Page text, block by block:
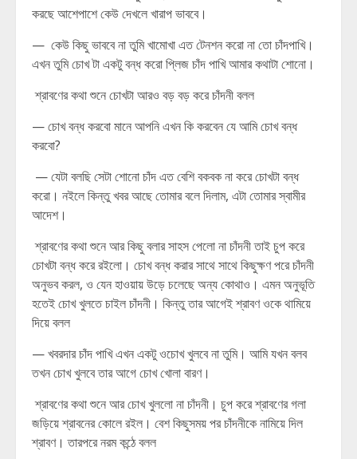
করছে আশেপাশে কেউ দেখলে খারাপ ভাববে।
— কেউ কিছু ভাববে না তুমি খামোখা এত টেনশন করো না তো চাঁদপাখি।
এখন তুমি চোখ টা একটু বন্ধ করো প্লিজ চাঁদ পাখি আমার কথাটা শোনো।
শ্রাবণের কথা শুনে চোখটা আরও বড় বড় করে চাঁদনী বলল
— চোখ বন্ধ করবো মানে আপনি এখন কি করবেন যে আমি চোখ বন্ধ
করবো?
— যেটা বলছি সেটা শোনো চাঁদ এত বেশি বকবক না করে চোখটা বন্ধ
করো। নইলে কিন্তু খবর আছে তোমার বলে দিলাম, এটা তোমার স্বামীর
আদেশ।
শ্রাবণের কথা শুনে আর কিছু বলার সাহস পেলো না চাঁদনী তাই চুপ করে
চোখটা বন্ধ করে রইলো। চোখ বন্ধ করার সাথে সাথে কিছুক্ষণ পরে চাঁদনী
অনুভব করল, ও যেন হাওয়ায় উড়ে চলেছে অন্য কোথাও। এমন অনুভূতি
হতেই চোখ খুলতে চাইল চাঁদনী। কিন্তু তার আগেই শ্রাবণ ওকে থামিয়ে
দিয়ে বলল
— খবরদার চাঁদ পাখি এখন একটু ওচোখ খুলবে না তুমি। আমি যখন বলব
তখন চোখ খুলবে তার আগে চোখ খোলা বারণ।
শ্রাবণের কথা শুনে আর চোখ খুললো না চাঁদনী। চুপ করে শ্রাবণের গলা
জড়িয়ে শ্রাবনের কোলে রইল। বেশ কিছুসময় পর চাঁদনীকে নামিয়ে দিল
শ্রাবণ। তারপরে নরম কন্ঠে বলল